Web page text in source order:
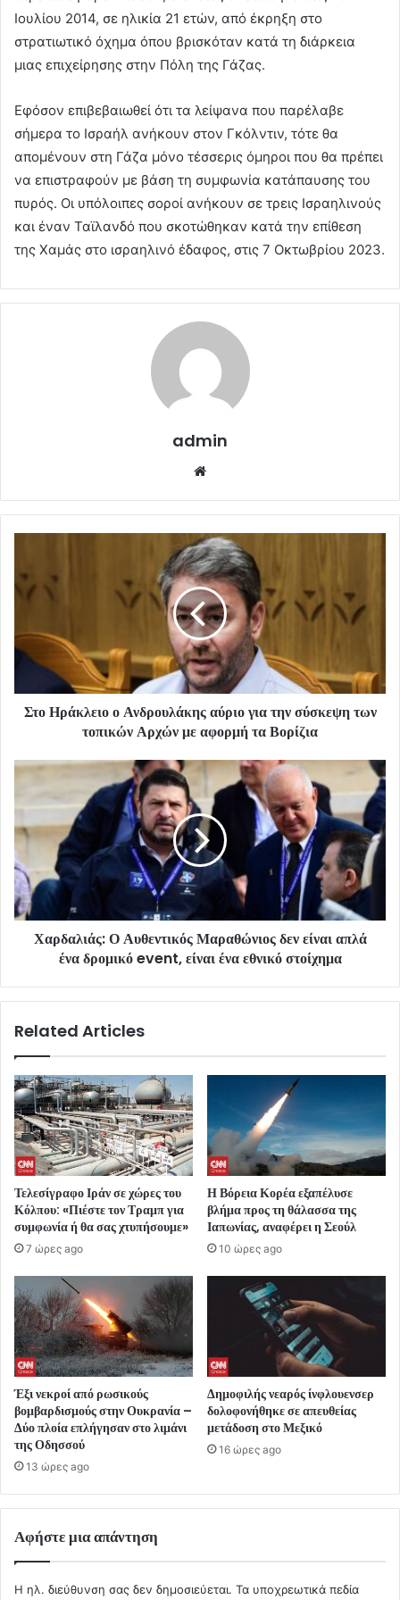
Ιουλίου 2014, σε ηλικία 21 ετών, από έκρηξη στο
στρατιωτικό όχημα όπου βρισκόταν κατά τη διάρκεια
μιας επιχείρησης στην Πόλη της Γάζας.
Εφόσον επιβεβαιωθεί ότι τα λείψανα που παρέλαβε
σήμερα το Ισραήλ ανήκουν στον Γκόλντιν, τότε θα
απομένουν στη Γάζα μόνο τέσσερις όμηροι που θα πρέπει
να επιστραφούν με βάση τη συμφωνία κατάπαυσης του
πυρός. Οι υπόλοιπες σοροί ανήκουν σε τρεις Ισραηλινούς
και έναν Ταϊλανδό που σκοτώθηκαν κατά την επίθεση
της Χαμάς στο ισραηλινό έδαφος, στις 7 Οκτωβρίου 2023.
admin
Στο Ηράκλειο ο Ανδρουλάκης αύριο για την σύσκεψη των
τοπικών Αρχών με αφορμή τα Βορίζια
Χαρδαλιάς: Ο Αυθεντικός Μαραθώνιος δεν είναι απλά
ένα δρομικό event, είναι ένα εθνικό στοίχημα
Related Articles
Τελεσίγραφο Ιράν σε χώρες του
Κόλπου: «Πιέστε τον Τραμπ για
συμφωνία ή θα σας χτυπήσουμε»
7 ώρες ago
Η Βόρεια Κορέα εξαπέλυσε
βλήμα προς τη θάλασσα της
Ιαπωνίας, αναφέρει η Σεούλ
10 ώρες ago
Έξι νεκροί από ρωσικούς
βομβαρδισμούς στην Ουκρανία –
Δύο πλοία επλήγησαν στο λιμάνι
της Οδησσού
13 ώρες ago
Δημοφιλής νεαρός ίνφλουενσερ
δολοφονήθηκε σε απευθείας
μετάδοση στο Μεξικό
16 ώρες ago
Αφήστε μια απάντηση
Η ηλ. διεύθυνση σας δεν δημοσιεύεται. Τα υποχρεωτικά πεδία